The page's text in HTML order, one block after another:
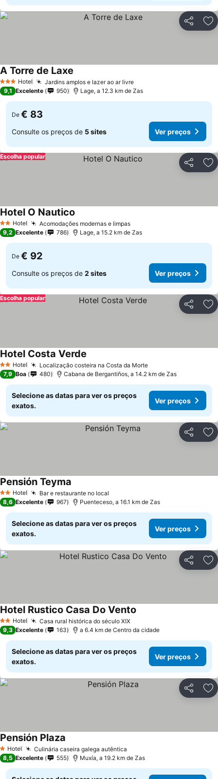
Partilhar
3 EstrelasHotel Jardins amplos e lazer ao ar livre
A Torre de Laxe
9,1 Excelente 950 Lage, a 12.3 km de Zas
De € 83
Consulte os preços de 5 sites Ver preços
Partilhar
Escolha popular
2 Estrelas
Hotel Acomodações modernas e limpas
Hotel O Nautico
9,2 Excelente 786 Lage, a 15.2 km de Zas
De € 92
Consulte os preços de 2 sites Ver preços
Partilhar
Escolha popular
2 Estrelas
Hotel Localização costeira na Costa da Morte
Hotel Costa Verde
7,9 Boa 480 Cabana de Bergantiños, a 14.2 km de Zas
Selecione as datas para ver os preços
exatos.
Ver preços
Partilhar
2 Estrelas
Hotel Bar e restaurante no local
Pensión Teyma
8,6 Excelente 967 Puenteceso, a 16.1 km de Zas
Selecione as datas para ver os preços
exatos.
Ver preços
Partilhar
2 Estrelas
Hotel Casa rural histórica do século XIX
Hotel Rustico Casa Do Vento
9,3 Excelente 163 a 6.4 km de Centro da cidade
Selecione as datas para ver os preços
exatos.
Ver preços
Partilhar
1 Estrelas
Hotel Culinária caseira galega autêntica
Pensión Plaza
8,5 Excelente 555 Muxía, a 19.2 km de Zas